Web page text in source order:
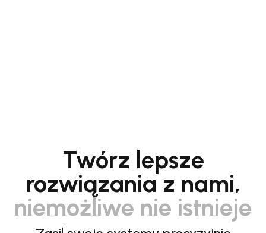
Twórz lepsze
rozwiązania z nami,
niemożliwe nie istnieje